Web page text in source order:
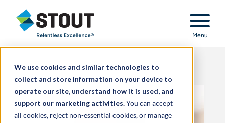
We use cookies and similar technologies to
collect and store information on your device to
operate our site, understand how it is used, and
support our marketing activities.You can accept
all cookies, reject non-essential cookies, or manage
Stout Relentless Excellence
Menu